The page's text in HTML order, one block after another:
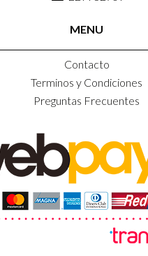
MENU
Contacto
Terminos y Condiciones
Preguntas Frecuentes